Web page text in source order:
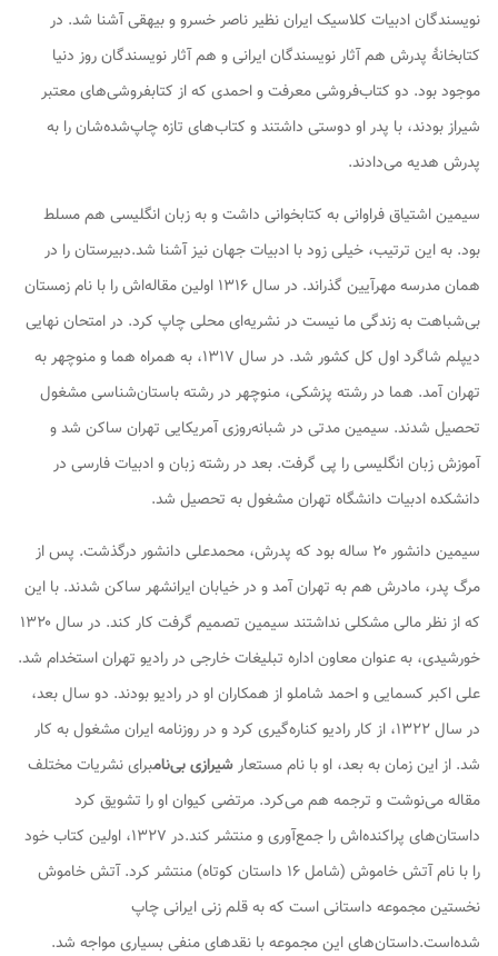
نویسندگان ادبیات کلاسیک ایران نظیر ناصر خسرو و بیهقی آشنا شد. در
کتابخانهٔ پدرش هم آثار نویسندگان ایرانی و هم آثار نویسندگان روز دنیا
موجود بود. دو کتاب‌فروشی معرفت و احمدی که از کتابفروشی‌های معتبر
شیراز بودند، با پدر او دوستی داشتند و کتاب‌های تازه چاپ‌شده‌شان را به
پدرش هدیه می‌دادند.
سیمین اشتیاق فراوانی به کتابخوانی داشت و به زبان انگلیسی هم مسلط
بود. به این ترتیب، خیلی زود با ادبیات جهان نیز آشنا شد.دبیرستان را در
همان مدرسه مهرآیین گذراند. در سال ۱۳۱۶ اولین مقاله‌اش را با نام
زمستان
بی‌شباهت به زندگی ما نیست در نشریه‌ای محلی چاپ کرد. در امتحان نهایی
دیپلم شاگرد اول کل کشور شد. در سال ۱۳۱۷، به همراه هما و منوچهر به
تهران آمد. هما در رشته پزشکی، منوچهر در رشته باستان‌شناسی مشغول
تحصیل شدند. سیمین مدتی در شبانه‌روزی آمریکایی تهران ساکن شد و
آموزش زبان انگلیسی را پی گرفت. بعد در رشته زبان و ادبیات فارسی در
دانشکده ادبیات دانشگاه تهران مشغول به تحصیل شد.
سیمین دانشور ۲۰ ساله بود که پدرش، محمدعلی دانشور درگذشت. پس از
مرگ پدر، مادرش هم به تهران آمد و در خیابان ایرانشهر ساکن شدند. با این
که از نظر مالی مشکلی نداشتند سیمین تصمیم گرفت کار کند. در سال ۱۳۲۰
خورشیدی، به عنوان معاون اداره تبلیغات خارجی در رادیو تهران استخدام شد.
علی اکبر کسمایی و احمد شاملو از همکاران او در رادیو بودند. دو سال بعد،
در سال ۱۳۲۲، از کار رادیو کناره‌گیری کرد و در روزنامه ایران مشغول به کار
شد. از این زمان به بعد، او با نام مستعارشیرازی بی‌نامبرای نشریات مختلف
مقاله می‌نوشت و ترجمه هم می‌کرد. مرتضی کیوان او را تشویق کرد
داستان‌های پراکنده‌اش را جمع‌آوری و منتشر کند.در ۱۳۲۷، اولین کتاب خود
را با نامآتش خاموش (شامل ۱۶ داستان کوتاه) منتشر کرد.
آتش خاموش
نخستین مجموعه داستانی است که به قلم زنی ایرانی چاپ
شده‌است.داستان‌های این مجموعه با نقدهای منفی بسیاری مواجه شد.